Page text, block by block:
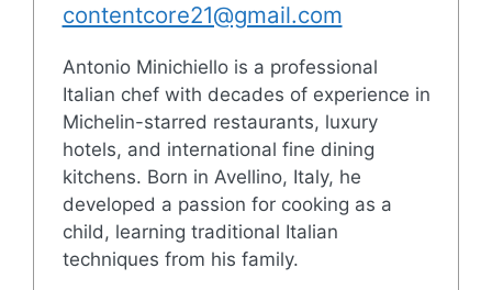
contentcore21@gmail.com
Antonio Minichiello is a professional
Italian chef with decades of experience in
Michelin-starred restaurants, luxury
hotels, and international fine dining
kitchens. Born in Avellino, Italy, he
developed a passion for cooking as a
child, learning traditional Italian
techniques from his family.